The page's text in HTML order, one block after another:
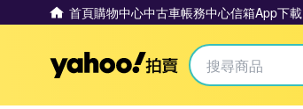
首頁購物中心中古車帳務中心信箱App下載
Yahoo拍賣